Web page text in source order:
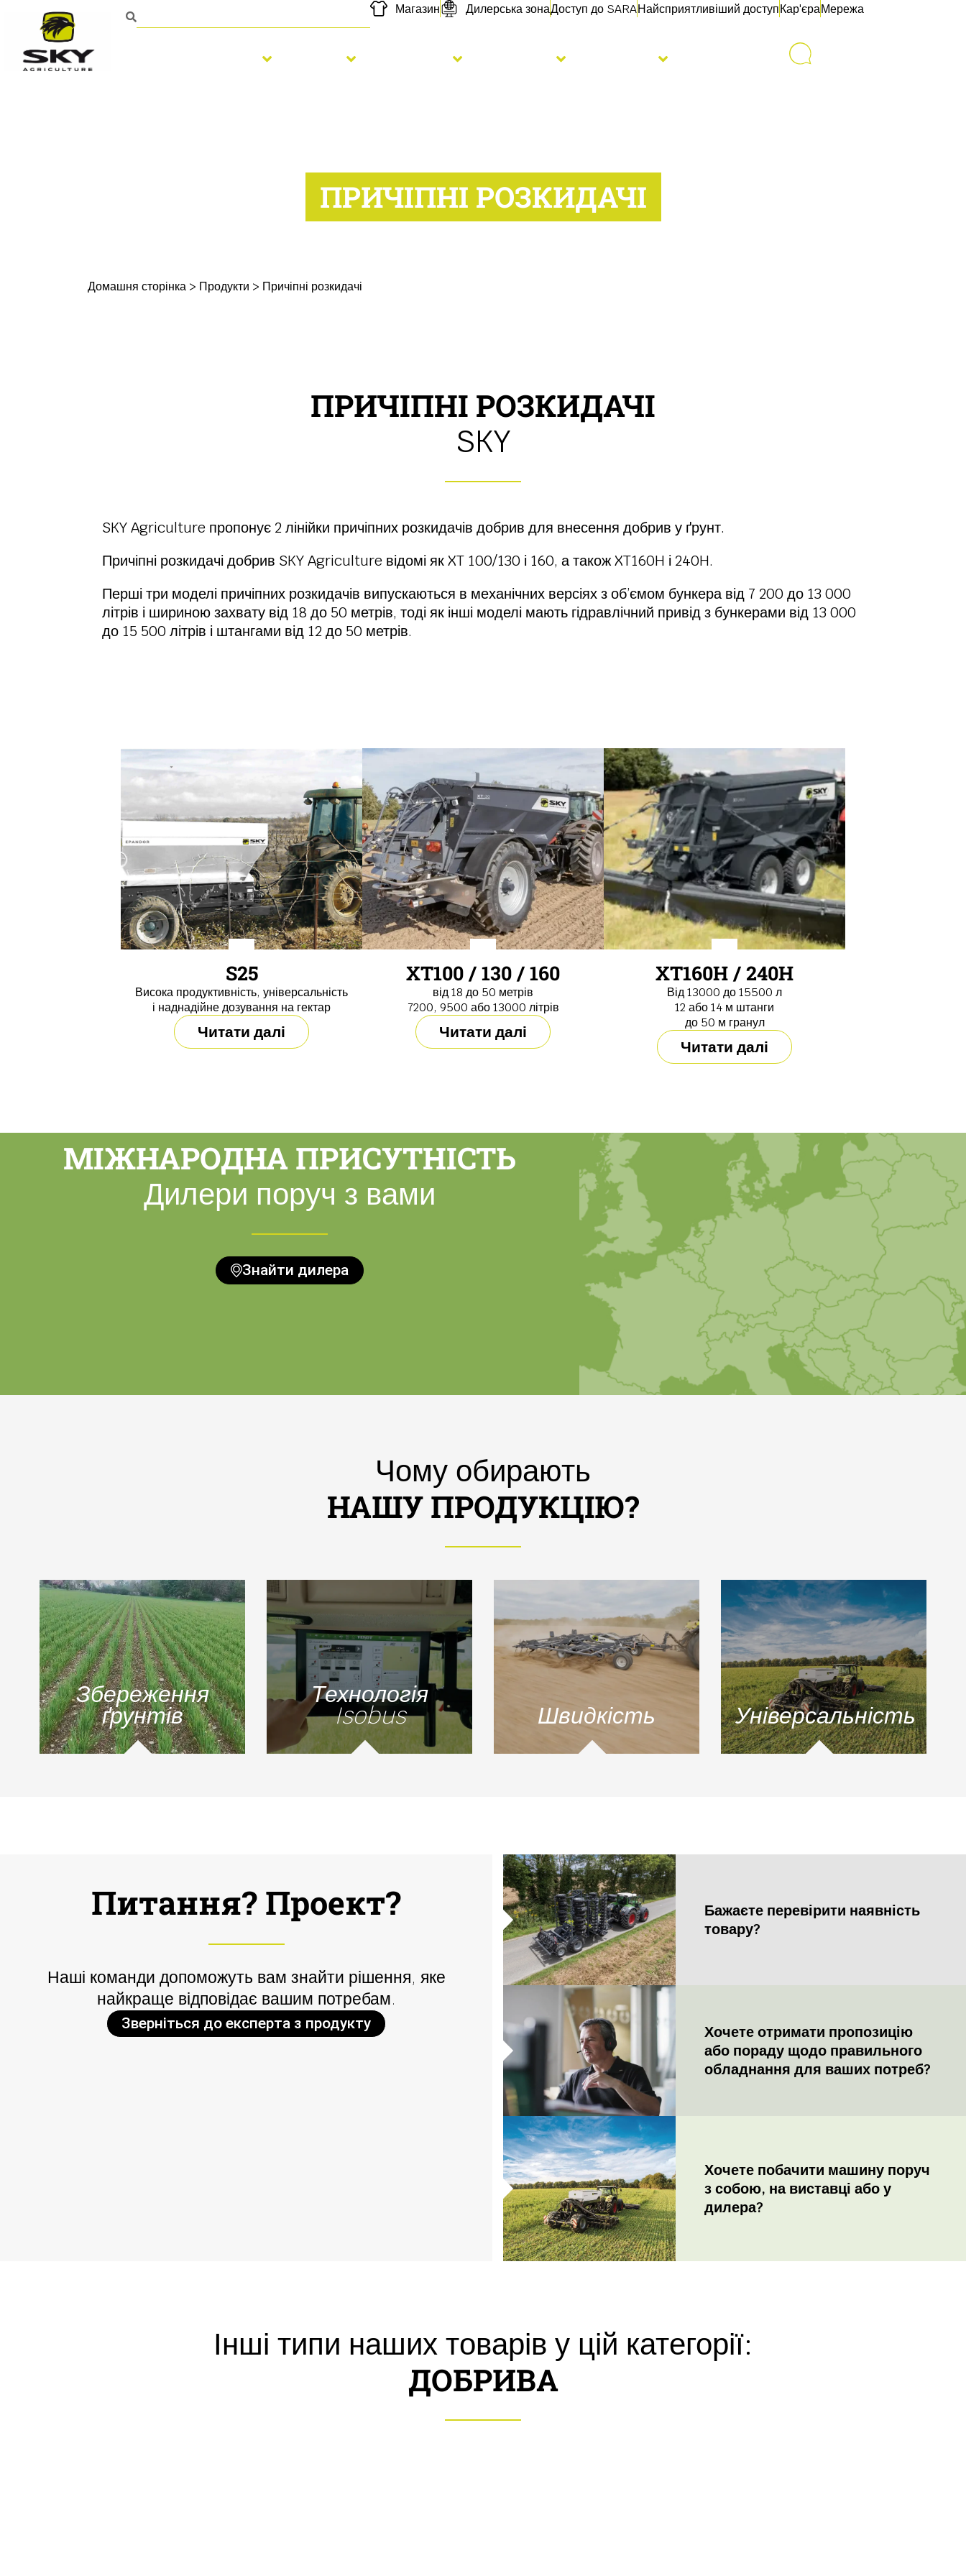
Магазин Дилерська зонаДоступ до SARAНайсприятливіший доступКар'єраМережа
ПРИЧІПНІ РОЗКИДАЧІ
Домашня сторінка > Продукти > Причіпні розкидачі
ПРИЧІПНІ РОЗКИДАЧІ
SKY
SKY Agriculture пропонує 2 лінійки причіпних розкидачів добрив для внесення добрив у ґрунт.
Причіпні розкидачі добрив SKY Agriculture відомі як XT 100/130 і 160, а також XT160H і 240H.
Перші три моделі причіпних розкидачів випускаються в механічних версіях з об’ємом бункера від 7 200 до 13 000
літрів і шириною захвату від 18 до 50 метрів, тоді як інші моделі мають гідравлічний привід з бункерами від 13 000
до 15 500 літрів і штангами від 12 до 50 метрів.
S25
Висока продуктивність, універсальність
і наднадійне дозування на гектар
Читати далі
XT100 / 130 / 160
від 18 до 50 метрів
7200, 9500 або 13000 літрів
Читати далі
XT160H / 240H
Від 13000 до 15500 л
12 або 14 м штанги
до 50 м гранул
Читати далі
МІЖНАРОДНА ПРИСУТНІСТЬ
Дилери поруч з вами
Знайти дилера
Чому обирають
НАШУ ПРОДУКЦІЮ?
Збереження
ґрунтів
Технологія
Isobus Швидкість Універсальність
Питання? Проект?
Наші команди допоможуть вам знайти рішення, яке
найкраще відповідає вашим потребам.
Зверніться до експерта з продукту
Бажаєте перевірити наявність
товару?
Хочете отримати пропозицію
або пораду щодо правильного
обладнання для ваших потреб?
Хочете побачити машину поруч
з собою, на виставці або у
дилера?
Інші типи наших товарів у цій категорії:
ДОБРИВА